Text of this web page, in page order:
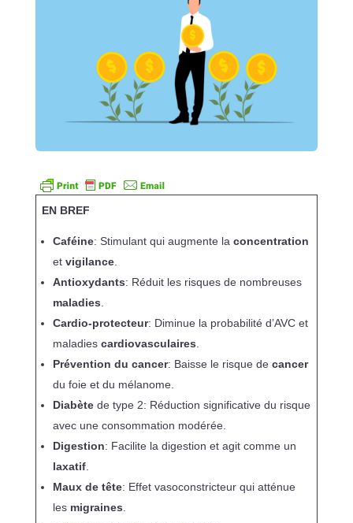
EN BREF
Caféine: Stimulant qui augmente la concentration
et vigilance.
Antioxydants: Réduit les risques de nombreuses
maladies.
Cardio-protecteur: Diminue la probabilité d’AVC et
maladies cardiovasculaires.
Prévention du cancer: Baisse le risque de cancer
du foie et du mélanome.
Diabètede type 2: Réduction significative du risque
avec une consommation modérée.
Digestion: Facilite la digestion et agit comme un
laxatif.
Maux de tête: Effet vasoconstricteur qui atténue
les migraines.